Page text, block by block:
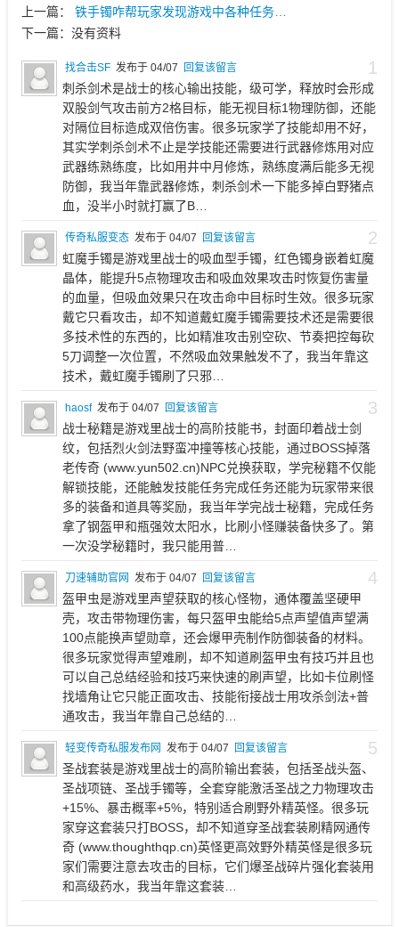
上一篇： 铁手镯咋帮玩家发现游戏中各种任务…
下一篇： 没有资料
1
找合击SF 发布于 04/07 回复该留言
刺杀剑术是战士的核心输出技能，级可学，释放时会形成
双股剑气攻击前方2格目标，能无视目标1物理防御，还能
对隔位目标造成双倍伤害。很多玩家学了技能却用不好，
其实学刺杀剑术不止是学技能还需要进行武器修炼用对应
武器练熟练度，比如用井中月修炼，熟练度满后能多无视
防御，我当年靠武器修炼，刺杀剑术一下能多掉白野猪点
血，没半小时就打赢了B…
2
传奇私服变态 发布于 04/07 回复该留言
虹魔手镯是游戏里战士的吸血型手镯，红色镯身嵌着虹魔
晶体，能提升5点物理攻击和吸血效果攻击时恢复伤害量
的血量，但吸血效果只在攻击命中目标时生效。很多玩家
戴它只看攻击，却不知道戴虹魔手镯需要技术还是需要很
多技术性的东西的，比如精准攻击别空砍、节奏把控每砍
5刀调整一次位置，不然吸血效果触发不了，我当年靠这
技术，戴虹魔手镯刷了只邪…
3
haosf 发布于 04/07 回复该留言
战士秘籍是游戏里战士的高阶技能书，封面印着战士剑
纹，包括烈火剑法野蛮冲撞等核心技能，通过BOSS掉落
老传奇 (www.yun502.cn)NPC兑换获取，学完秘籍不仅能
解锁技能，还能触发技能任务完成任务还能为玩家带来很
多的装备和道具等奖励，我当年学完战士秘籍，完成任务
拿了钢盔甲和瓶强效太阳水，比刷小怪赚装备快多了。第
一次没学秘籍时，我只能用普…
4
刀速辅助官网 发布于 04/07 回复该留言
盔甲虫是游戏里声望获取的核心怪物，通体覆盖坚硬甲
壳，攻击带物理伤害，每只盔甲虫能给5点声望值声望满
100点能换声望勋章，还会爆甲壳制作防御装备的材料。
很多玩家觉得声望难刷，却不知道刷盔甲虫有技巧并且也
可以自己总结经验和技巧来快速的刷声望，比如卡位刷怪
找墙角让它只能正面攻击、技能衔接战士用攻杀剑法+普
通攻击，我当年靠自己总结的…
5
轻变传奇私服发布网 发布于 04/07 回复该留言
圣战套装是游戏里战士的高阶输出套装，包括圣战头盔、
圣战项链、圣战手镯等，全套穿能激活圣战之力物理攻击
+15%、暴击概率+5%，特别适合刷野外精英怪。很多玩
家穿这套装只打BOSS，却不知道穿圣战套装刷精网通传
奇 (www.thoughthqp.cn)英怪更高效野外精英怪是很多玩
家们需要注意去攻击的目标，它们爆圣战碎片强化套装用
和高级药水，我当年靠这套装…